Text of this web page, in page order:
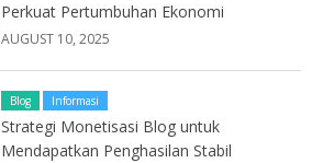
Perkuat Pertumbuhan Ekonomi
AUGUST 10, 2025
Blog Informasi
Strategi Monetisasi Blog untuk
Mendapatkan Penghasilan Stabil